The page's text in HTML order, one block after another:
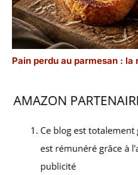
Pain perdu au parmesan :